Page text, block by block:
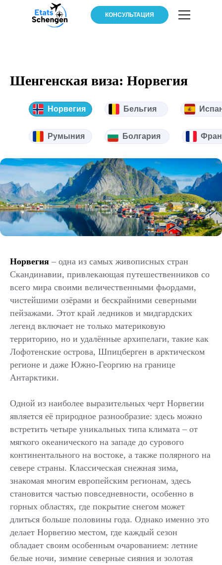
КОНСУЛЬТАЦИЯ
Шенгенская виза: Норвегия
Норвегия
Румыния Болгария
Бельгия
Норвегия – одна из самых живописных стран
Скандинавии, привлекающая путешественников со
всего мира своими величественными фьордами,
чистейшими озёрами и бескрайними северными
пейзажами. Этот край ледников и мидгардских
легенд включает не только материковую
территорию, но и удалённые архипелаги, такие как
Лофотенские острова, Шпицберген в арктическом
регионе и даже Южно-Георгию на границе
Антарктики.
Одной из наиболее выразительных черт Норвегии
является её природное разнообразие: здесь можно
встретить четыре уникальных типа климата – от
мягкого океанического на западе до сурового
континентального на востоке, а также полярного на
севере страны. Классическая снежная зима,
знакомая многим европейским регионам, здесь
становится частью повседневности, особенно в
горных областях, где покрытие снегом может
длиться больше половины года. Однако именно это
делает Норвегию местом, где каждый сезон
обладает своим особенным очарованием: летние
белые ночи, зимние северные сияния и золотая